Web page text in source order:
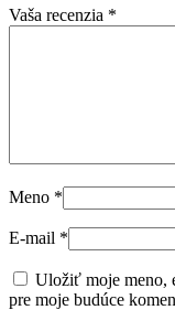
Vaša recenzia *
Meno *
E-mail *
Uložiť moje meno,
pre moje budúce